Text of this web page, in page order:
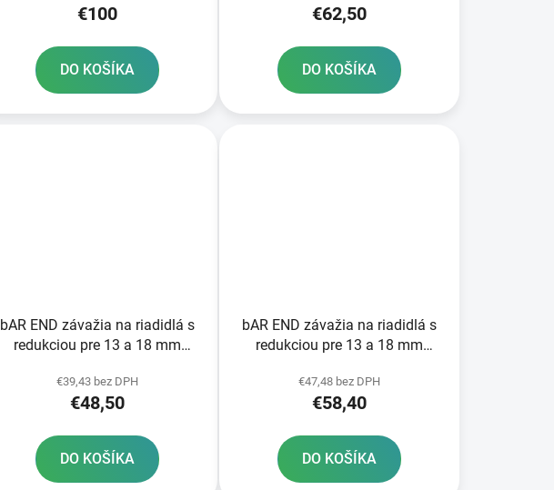
€100
DO KOŠÍKA
€62,50
DO KOŠÍKA
bAR END závažia na riadidlá s
redukciou pre 13 a 18 mm
28 6 mm OXFORD strieborný/
čierny pár
€39,43 bez DPH
€48,50
DO KOŠÍKA
bAR END závažia na riadidlá s
redukciou pre 13 a 18 mm
28 6 mm OXFORD strieborný pár
€47,48 bez DPH
€58,40
DO KOŠÍKA